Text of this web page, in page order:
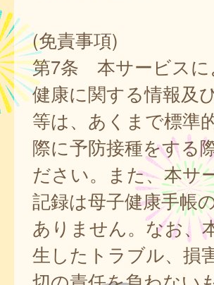
(免責事項)
第7条 本サービスに
健康に関する情報及
等は、あくまで標準
際に予防接種をする
ださい。また、本サ
記録は母子健康手帳
ありません。なお、
生したトラブル、損